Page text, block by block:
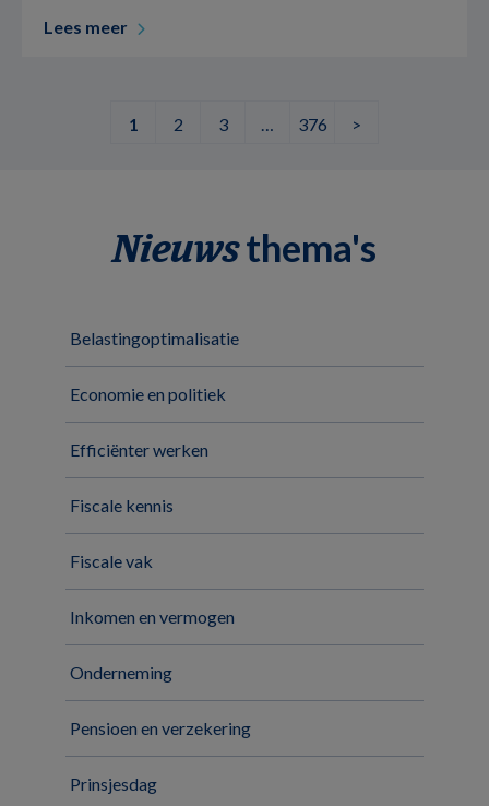
Lees meer
1 2 3 … 376 >
Nieuwsthema's
Belastingoptimalisatie
Economie en politiek
Efficiënter werken
Fiscale kennis
Fiscale vak
Inkomen en vermogen
Onderneming
Pensioen en verzekering
Prinsjesdag